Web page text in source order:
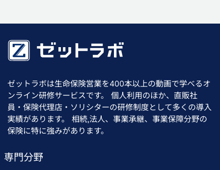
ゼットラボは生命保険営業を400本以上の動画で学べるオ
ンライン研修サービスです。 個人利用のほか、直販社
員・保険代理店・ソリシターの研修制度として多くの導入
実績があります。 相続,法人、事業承継、事業保障分野の
保険に特に強みがあります。
専門分野